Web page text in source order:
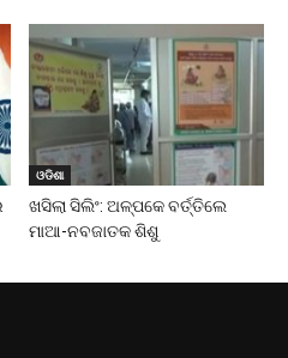
ଓଡିଶା
ଖସିଲା ସିଲିଂ: ଅଳ୍ପକେ ବର୍ତ୍ତିଲେ
ମାଆ-ନବଜାତକ ଶିଶୁ